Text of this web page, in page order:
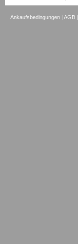
Ankaufsbedingungen |AGB |